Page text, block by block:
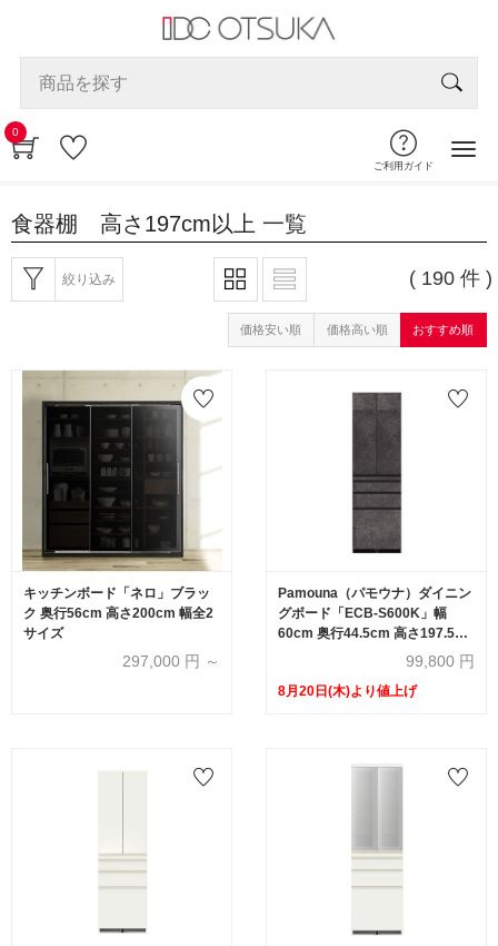
0
ご利用ガイド
食器棚 高さ197cm以上 一覧
絞り込み ( 190 件 )
価格安い順 価格高い順 おすすめ順
キッチンボード「ネロ」ブラッ
ク 奥行56cm 高さ200cm 幅全2
サイズ
297,000 円 ～
Pamouna（パモウナ）ダイニン
グボード「ECB-S600K」幅
60cm 奥行44.5cm 高さ197.5cm
99,800 円
8月20日(木)より値上げ